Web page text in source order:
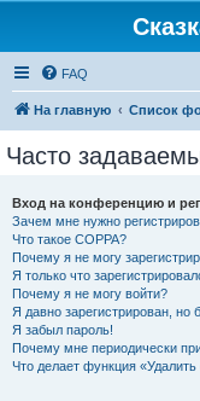
FAQ
На главную Список
Часто
Вход на конференцию и
Зачем мне нужно
Что такое COPPA?
Почему я не могу
Я только что
Почему я не могу войти?
Я давно зарегистрирован, но
Я забыл пароль!
Почему мне периодически
Что делает функция